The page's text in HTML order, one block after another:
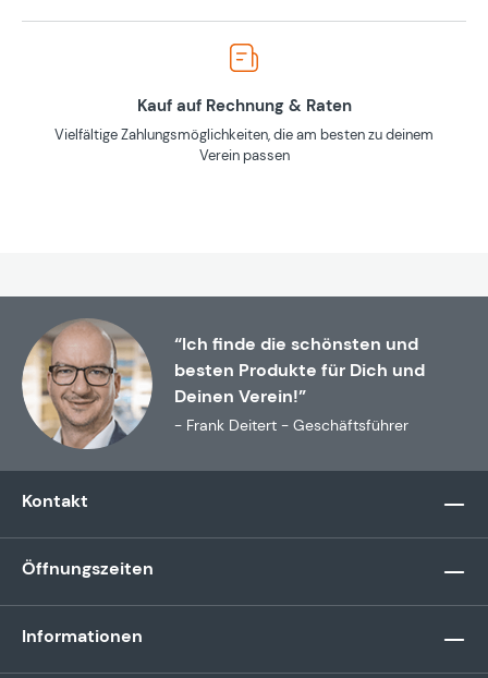
Kauf auf Rechnung & Raten
Vielfältige Zahlungsmöglichkeiten, die am besten zu deinem
Verein passen
“Ich finde die schönsten und
besten Produkte für Dich und
Deinen Verein!”
- Frank Deitert - Geschäftsführer
Kontakt
Öffnungszeiten
Informationen